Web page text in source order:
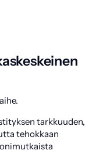
tarkkuuden,
tehokkaan